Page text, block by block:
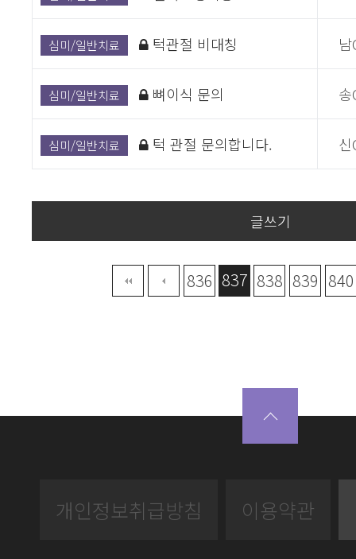
심미/일반치료 턱관절 비대칭
심미/일반치료 뼈이식 문의
심미/일반치료 턱 관절 문의합니다.
글쓰기
836 837 838 839 840
개인정보취급방침 이용약관